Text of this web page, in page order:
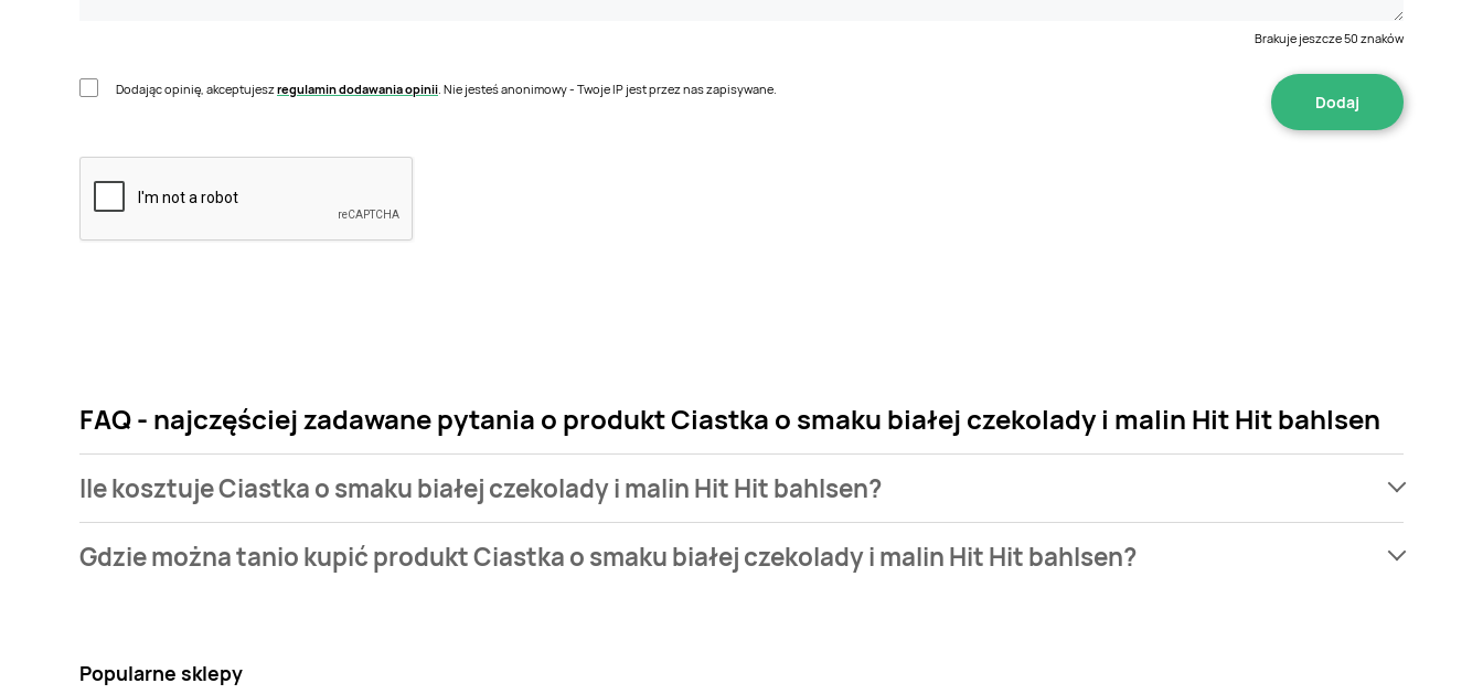
Brakuje jeszcze50 znaków
Dodając opinię, akceptujeszregulamin dodawania opinii . Nie jesteś anonimowy - Twoje IP jest przez nas zapisywane.
FAQ - najczęściej zadawane pytania o produkt Ciastka o smaku białej czekolady i malin Hit Hit bahlsen
Ile kosztuje Ciastka o smaku białej czekolady i malin Hit Hit bahlsen?
smaku białej czekolady i malin Hit Hit bahlsen kosztuje od 2,29 zł do 3,99 zł.
Gdzie można tanio kupić produkt Ciastka o smaku białej czekolady i malin Hit Hit bahlsen?
Popularne sklepy